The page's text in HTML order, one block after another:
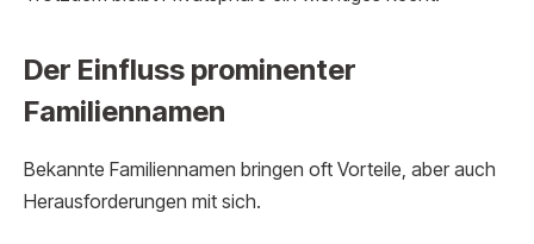
Der Einfluss prominenter
Familiennamen
Bekannte Familiennamen bringen oft Vorteile, aber auch
Herausforderungen mit sich.